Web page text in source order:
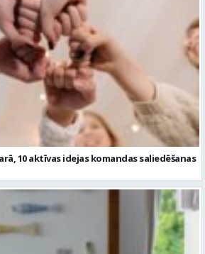
10 aktīvas idejas komandas saliedēšanas